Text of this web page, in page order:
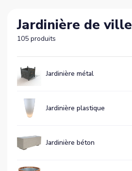
Jardinière de ville
105 produits
Jardinière métal
Jardinière plastique
Jardinière béton